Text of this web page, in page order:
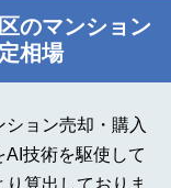
のマンション
相場
ョン売却・購入
技術を駆使して